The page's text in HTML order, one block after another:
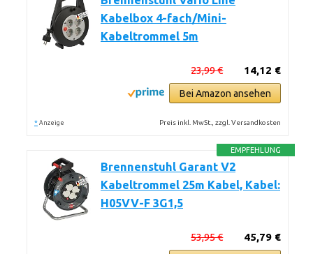
Kabelbox 4-fach/Mini-
Kabeltrommel 5m
14,12 €
23,99 €
Bei Amazon ansehen
* Anzeige Preis inkl. MwSt., zzgl. Versandkosten
EMPFEHLUNG
Brennenstuhl Garant V2
Kabeltrommel 25m Kabel, Kabel:
H05VV-F 3G1,5
45,79 €
53,95 €